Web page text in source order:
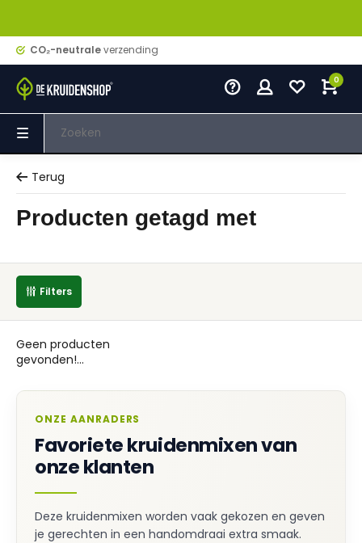
CO₂-neutraleverzending
0
Terug
Producten getagd met
Filters
Geen producten
gevonden!...
ONZE AANRADERS
Favoriete kruidenmixen van
onze klanten
Deze kruidenmixen worden vaak gekozen en geven
je gerechten in een handomdraai extra smaak.